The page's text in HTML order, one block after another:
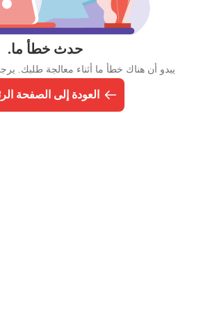
حدث خطأ ما.
يبدو أن هناك خطأ ما أثناء معالجة طلبك.
العودة إلى الصفحة